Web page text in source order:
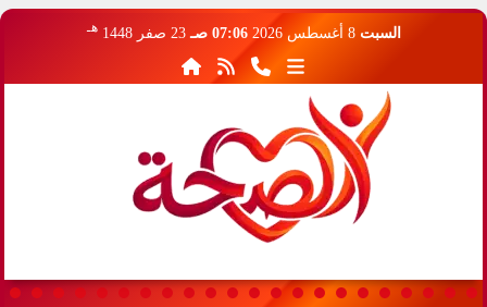
السبت 8 أغسطس 2026 07:06 صـ 23 صفر 1448 هـ